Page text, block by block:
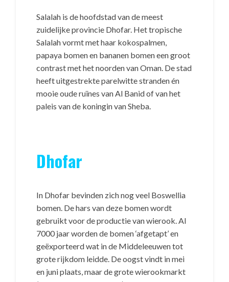
Salalah is de hoofdstad van de meest
zuidelijke provincie Dhofar. Het tropische
Salalah vormt met haar kokospalmen,
papaya bomen en bananen bomen een groot
contrast met het noorden van Oman. De stad
heeft uitgestrekte parelwitte stranden én
mooie oude ruïnes van Al Banid of van het
paleis van de koningin van Sheba.
Dhofar
In Dhofar bevinden zich nog veel Boswellia
bomen. De hars van deze bomen wordt
gebruikt voor de productie van wierook. Al
7000 jaar worden de bomen ‘afgetapt’ en
geëxporteerd wat in de Middeleeuwen tot
grote rijkdom leidde. De oogst vindt in mei
en juni plaats, maar de grote wierookmarkt